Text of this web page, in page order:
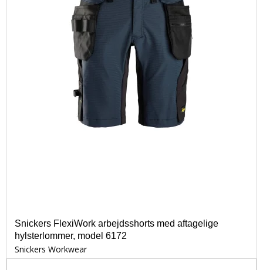
Snickers FlexiWork arbejdsshorts med aftagelige
hylsterlommer, model 6172
Snickers Workwear